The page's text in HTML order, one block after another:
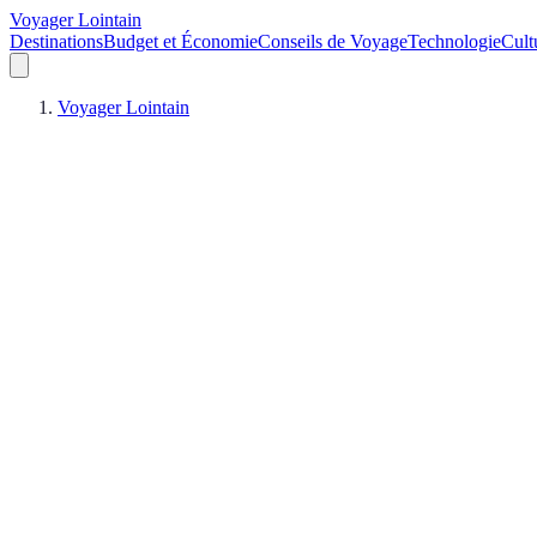
Voyager Lointain
DestinationsBudget et ÉconomieConseils de VoyageTechnologie
Voyager Lointain